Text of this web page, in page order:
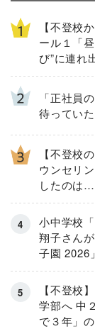
【不登校
ール１「
び”に連れ
「正社員
待っていた
【不登校
ウンセリ
したのは…
小中学校
翔子さん
子園 2026
【不登校
学部へ 中
で３年」